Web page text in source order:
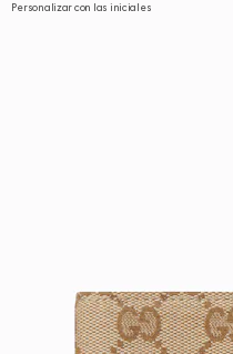
Personalizar con las iniciales